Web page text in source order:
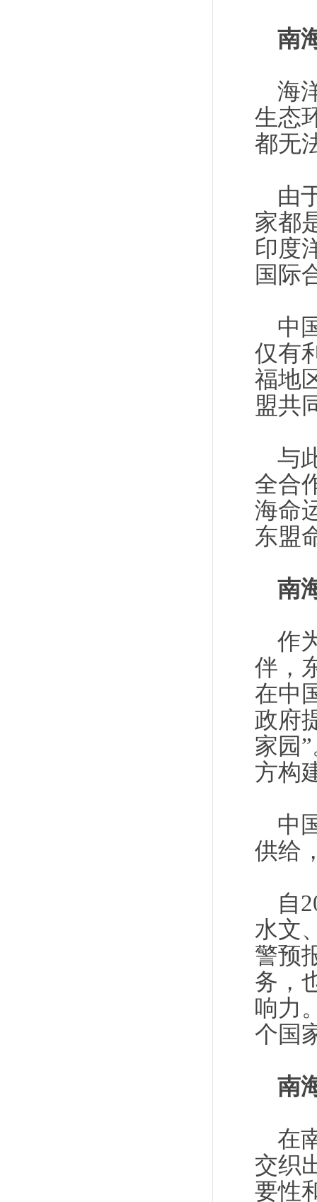
南
海
生态
都无
由
家都
印度
国际
中
仅有
福地
盟共
与
全合
海命
东盟
南
作
伴，
在中
政府
家园
方构
中
供给
自
水文
警预
务，
响力
个国
南
在
交织
要性